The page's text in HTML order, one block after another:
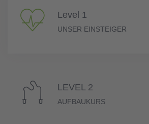
Level 1
UNSER EINSTEIGER
LEVEL 2
AUFBAUKURS